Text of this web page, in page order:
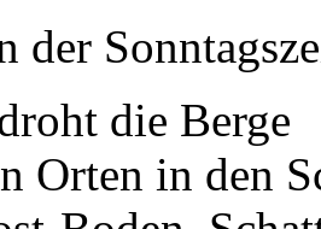
der
die Berge
Orten in den